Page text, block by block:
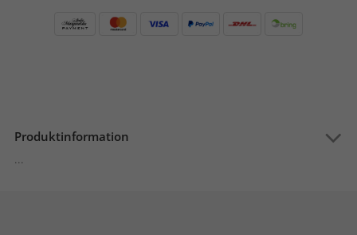
Produktinformation
...